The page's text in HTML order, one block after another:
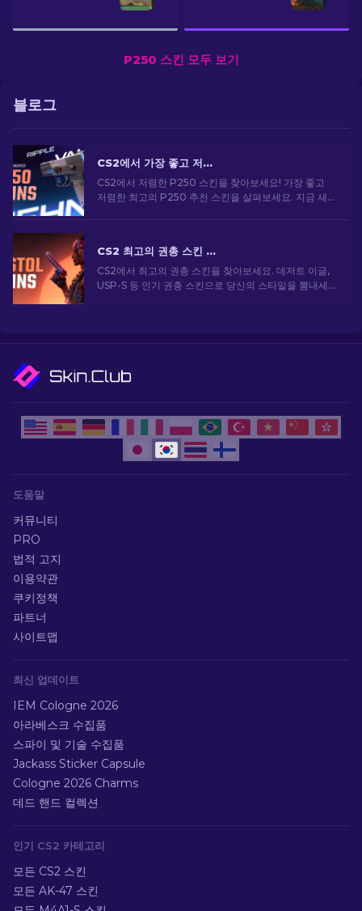
P250 스킨 모두 보기
블로그
CS2에서 가장 좋고 저렴한 P250 스킨 [2026]
CS2에서 저렴한 P250 스킨을 찾아보세요! 가장 좋고
저렴한 최고의 P250 추천 스킨을 살펴보세요. 지금 새
CS2 최고의 권총 스킨 [2026]
CS2에서 최고의 권총 스킨을 찾아보세요. 데저트 이글,
USP-S 등 인기 권총 스킨으로 당신의 스타일을 뽐내세
도움말
커뮤니티
PRO
법적 고지
이용약관
쿠키정책
파트너
사이트맵
최신 업데이트
IEM Cologne 2026
아라베스크 수집품
스파이 및 기술 수집품
Jackass Sticker Capsule
Cologne 2026 Charms
데드 핸드 컬렉션
인기 CS2 카테고리
모든 CS2 스킨
모든 AK-47 스킨